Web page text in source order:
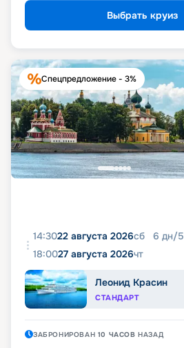
Выбрать круиз
Спецпредложение - 3%
14:3022 августа 2026сб 6 дн/5
18:0027 августа 2026чт
Леонид Красин
СТАНДАРТ
ЗАБРОНИРОВАН 10 ЧАСОВ НАЗАД